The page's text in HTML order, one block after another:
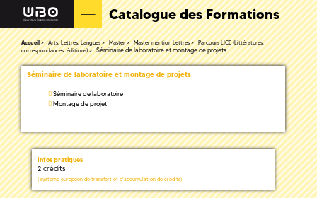
Catalogue des Formations
Accueil Arts, Lettres, Langues Master Master mention Lettres
Parcours LICE (Littératures,
correspondances, éditions)
Séminaire de laboratoire et montage de projets
Séminaire de laboratoire et montage de projets
Séminaire de laboratoire
Montage de projet
Infos pratiques
2 crédits
( système européen de transfert et d'accumulation de crédits)